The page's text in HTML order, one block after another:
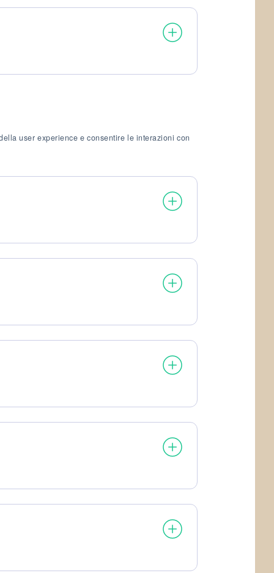
user experience e consentire le interazioni con